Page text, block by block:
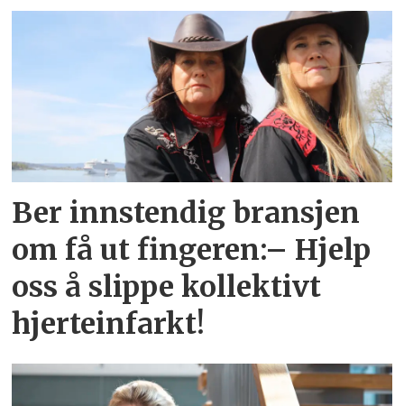
Ber innstendig bransjen
om få ut fingeren:– Hjelp
oss å slippe kollektivt
hjerteinfarkt!